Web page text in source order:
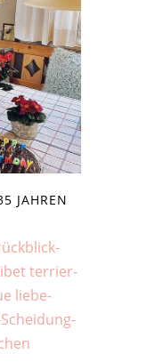
JAHREN